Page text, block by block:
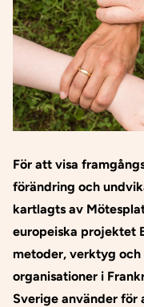
För att visa
förändring och
kartlagts av
europeiska projektet
metoder, verktyg
organisationer i
Sverige använder för